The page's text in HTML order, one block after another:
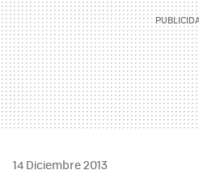
14 Diciembre 2013